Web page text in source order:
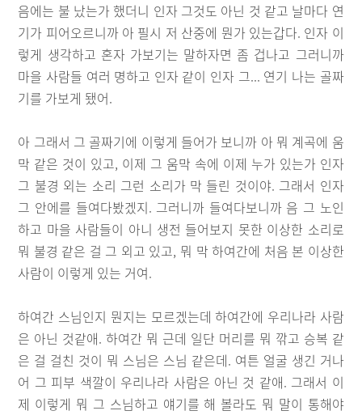
음에는 불 났는가 했더니 인자 그것도 아닌 것 같고 날마다 연
기가 피어오르니까 아 필시 저 산중에 뭔가 있는갑다. 인자 이
렇게 생각하고 혼자 가보기는 말하자면 좀 겁나고 그러니까
마을 사람들 여러 명하고 인자 같이 인자 그... 연기 나는 골짜
기를 가보게 됐어.
아 그래서 그 골짜기에 이렇게 들어가 보니까 아 뭐 계곡에 움
막 같은 것이 있고, 이제 그 움막 속에 이제 누가 있는가 인자
그 불경 외는 소리 그런 소리가 막 들린 것이야. 그래서 인자
그 안에를 들여다봤겠지. 그러니까 들여다보니까 음 그 노인
하고 마을 사람들이 아니 생전 들어보지 못한 이상한 소리로
뭐 불경 같은 걸 그 외고 있고, 뭐 막 하여간에 처음 본 이상한
사람이 이렇게 있는 거여.
하여간 스님인지 뭔지는 모르겠는데 하여간에 우리나라 사람
은 아닌 것같애. 하여간 뭐 근데 일단 머리를 뭐 깎고 승복 같
은 걸 걸친 것이 뭐 스님은 스님 같은데. 여튼 얼굴 생긴 거나
어 그 피부 색깔이 우리나라 사람은 아닌 것 같애. 그래서 이
제 이렇게 뭐 그 스님하고 얘기를 해 볼라도 뭐 말이 통해야